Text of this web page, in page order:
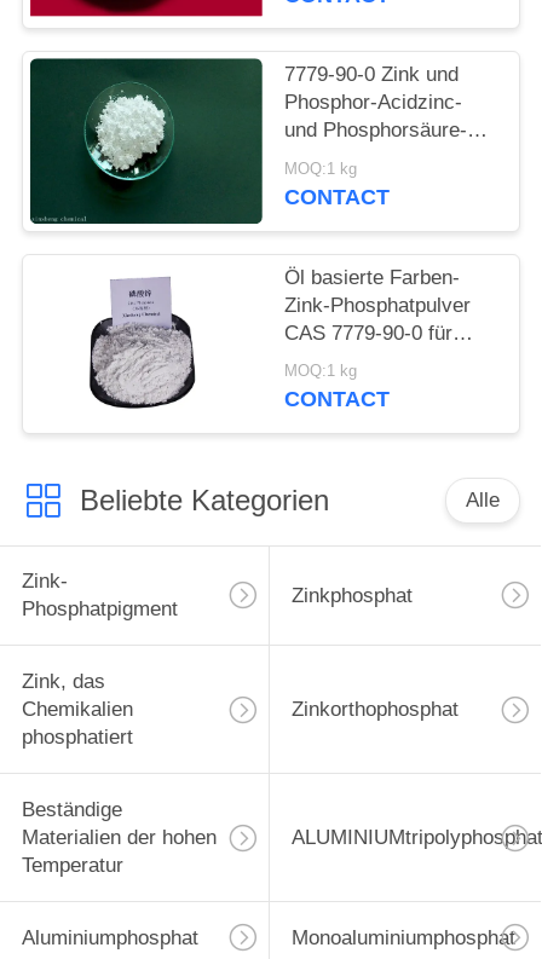
7779-90-0 Zink und
Phosphor-Acidzinc-
und Phosphorsäure-
ätzende Antifarbe für
Stahl
MOQ:1 kg
CONTACT
Öl basierte Farben-
Zink-Phosphatpulver
CAS 7779-90-0 für
Schiff und
Stahlkonstruktionen
MOQ:1 kg
CONTACT
Beliebte Kategorien Alle
Zink-
Phosphatpigment
Zinkphosphat
Zink, das
Chemikalien
phosphatiert
Zinkorthophosphat
Beständige
Materialien der hohen
Temperatur
ALUMINIUMtripolyphosphat
Aluminiumphosphat Monoaluminiumphosphat